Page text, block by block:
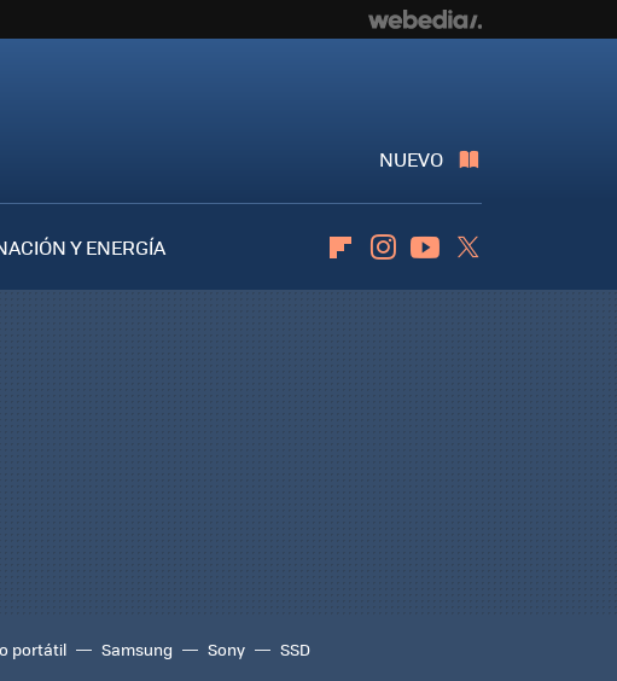
NUEVO
Y ENERGÍA
FlipboardInstagramYoutube
portátil Samsung Sony SSD